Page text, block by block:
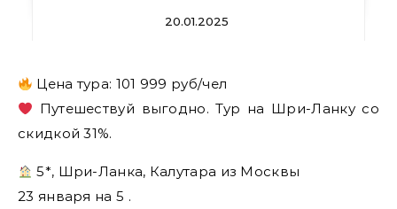
20.01.2025
Цена тура: 101 999 руб/чел
Путешествуй выгодно. Тур на Шри-Ланку со
скидкой 31%.
5*, Шри-Ланка, Калутара из Москвы
23 января на 5 .